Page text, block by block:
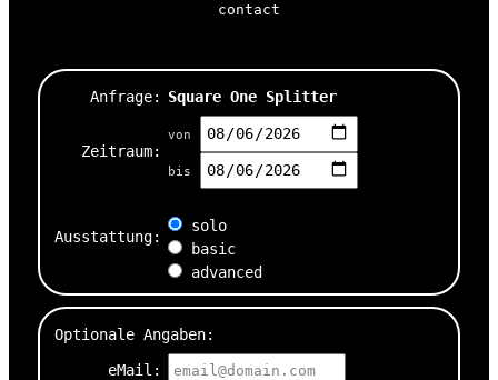
contact
Anfrage: Square One Splitter
Zeitraum:
von
bis
Ausstattung:
solo
basic
advanced
Optionale Angaben:
eMail: